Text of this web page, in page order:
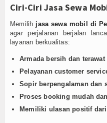
Ciri-Ciri Jasa Sewa
Memilih jasa sewa mobil di
agar perjalanan berjalan
layanan berkualitas:
Armada bersih dan terawat
Pelayanan customer
Sopir berpengalaman dan
Proses booking mudah
Memiliki ulasan positif